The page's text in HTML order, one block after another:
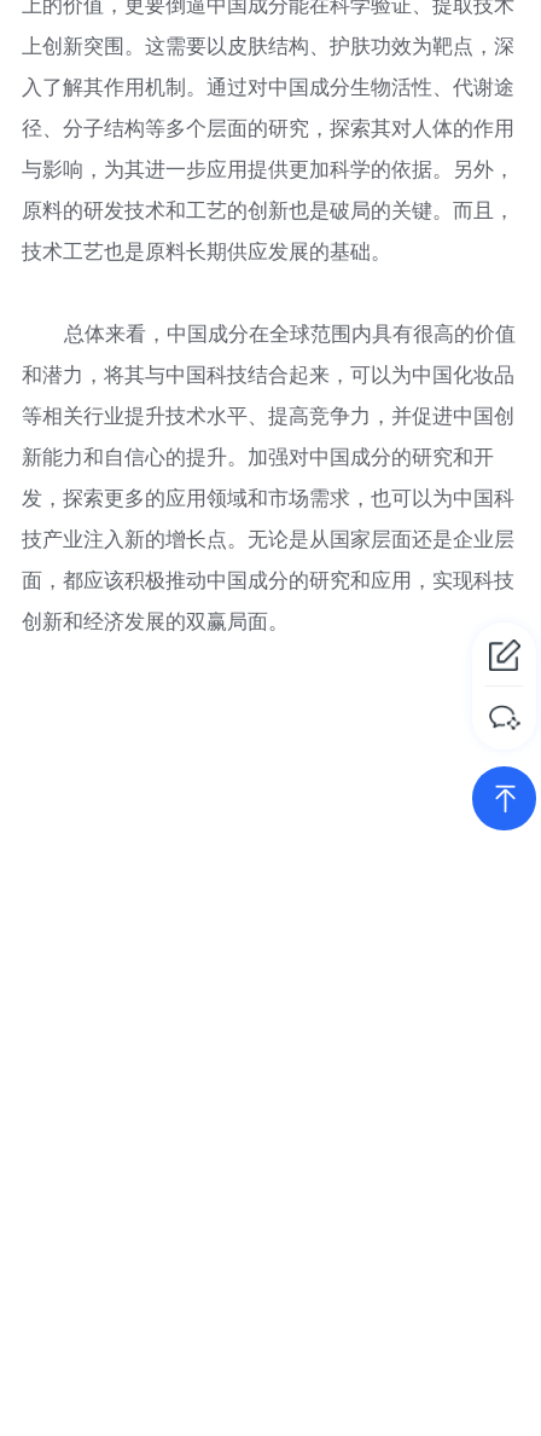
上的价值，更要倒逼中国成分能在科学验证、提取技术
上创新突围。这需要以皮肤结构、护肤功效为靶点，深
入了解其作用机制。通过对中国成分生物活性、代谢途
径、分子结构等多个层面的研究，探索其对人体的作用
与影响，为其进一步应用提供更加科学的依据。另外，
原料的研发技术和工艺的创新也是破局的关键。而且，
技术工艺也是原料长期供应发展的基础。
总体来看，中国成分在全球范围内具有很高的价值
和潜力，将其与中国科技结合起来，可以为中国化妆品
等相关行业提升技术水平、提高竞争力，并促进中国创
新能力和自信心的提升。加强对中国成分的研究和开
发，探索更多的应用领域和市场需求，也可以为中国科
技产业注入新的增长点。无论是从国家层面还是企业层
面，都应该积极推动中国成分的研究和应用，实现科技
创新和经济发展的双赢局面。